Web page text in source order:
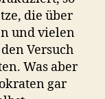
die über
und vielen
Versuch
Was aber
gar